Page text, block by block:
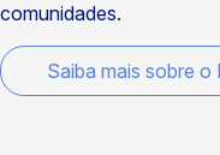
comunidades.
Saiba mais sobre o